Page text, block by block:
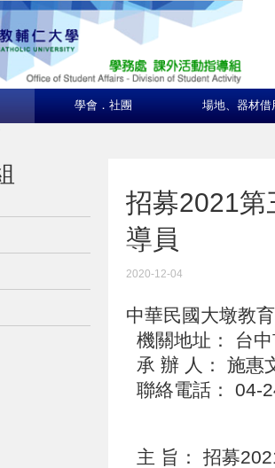
學會．社團 場地、器材借
招募2021第
導員
2020-12-04
中華民國大墩
機關地址： 台
承 辦 人： 施惠
聯絡電話： 04-
主 旨： 招募